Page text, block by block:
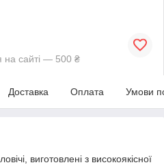
на сайті — 500 ₴
Доставка Оплата Умови
виготовлені з високоякісної